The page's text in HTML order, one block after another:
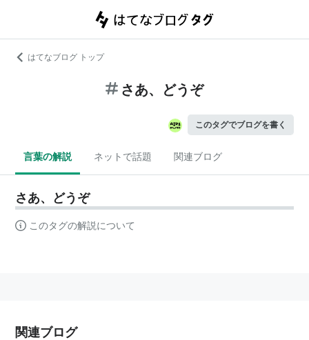
はてなブログ トップ
さあ、どうぞ
このタグでブログを書く
言葉の解説 ネットで話題 関連ブログ
さあ、どうぞ
このタグの解説について
関連ブログ